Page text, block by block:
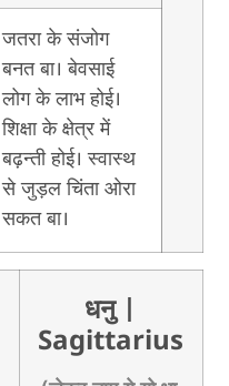
जतरा के संजोग
बनत बा। बेवसाई
लोग के लाभ होई।
शिक्षा के क्षेत्र में
बढ़न्ती होई। स्वास्थ
से जुड़ल चिंता ओरा
सकत बा।
धनु
Sagittarius